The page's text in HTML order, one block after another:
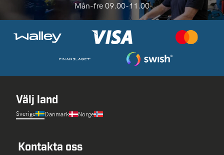
Mån-fre 09.00-11.00
Välj land
Sverige Danmark Norge
Kontakta oss